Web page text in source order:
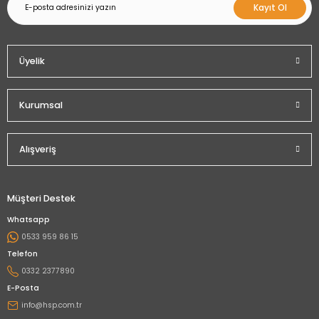
Kayıt Ol
Üyelik
Kurumsal
Alışveriş
Müşteri Destek
Whatsapp
0533 959 86 15
Telefon
0332 2377890
E-Posta
info@hsp.com.tr